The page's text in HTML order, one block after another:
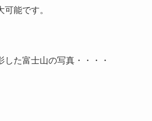
能です。
した富士山の写真・・・・